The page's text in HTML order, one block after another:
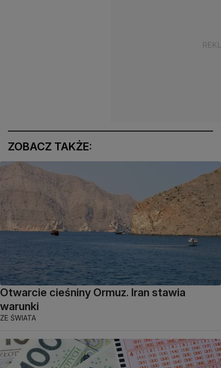
ZOBACZ TAKŻE:
Otwarcie cieśniny Ormuz. Iran stawia
warunki
ZE ŚWIATA